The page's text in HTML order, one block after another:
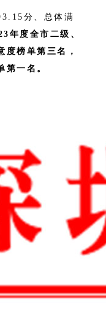
分、总体满
年度全市二级、
度榜单第三名，
第一名。